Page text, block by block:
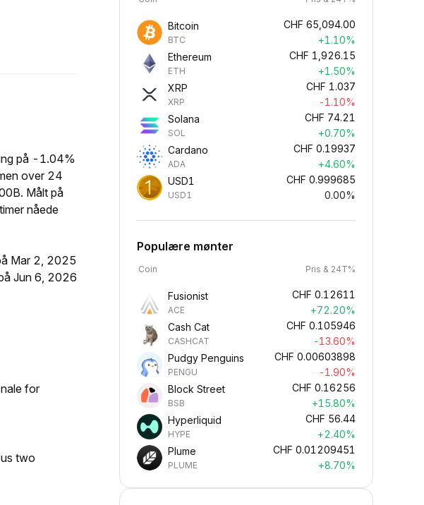
på -1.04%
over 24
Målt på
nåede
Mar 2, 2025
Jun 6, 2026
for
two
Bitcoin
BTC
CHF 65,094.00
+1.10%
Ethereum
ETH
CHF 1,926.15
+1.50%
XRP
XRP
CHF 1.037
-1.10%
Solana
SOL
CHF 74.21
+0.70%
Cardano
ADA
CHF 0.19937
+4.60%
USD1
USD1
CHF 0.999685
0.00%
Populære mønter
Coin Pris & 24T%
Fusionist
ACE
CHF 0.12611
+72.20%
Cash Cat
CASHCAT
CHF 0.105946
-13.60%
Pudgy Penguins
PENGU
CHF 0.00603898
-1.90%
Block Street
BSB
CHF 0.16256
+15.80%
Hyperliquid
HYPE
CHF 56.44
+2.40%
Plume
PLUME
CHF 0.01209451
+8.70%